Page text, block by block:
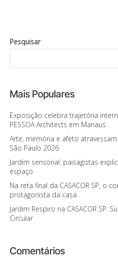
Pesquisar
Mais Populares
Exposição celebra trajetória
PESSOA Architects em Manaus
Arte, memória e afeto
São Paulo 2026
Jardim sensorial: paisagistas
espaço
Na reta final da CASACOR SP, o
protagonista da casa
Jardim Respiro na CASACOR SP:
Circular
Comentários